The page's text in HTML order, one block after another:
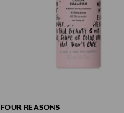
FOUR REASONS